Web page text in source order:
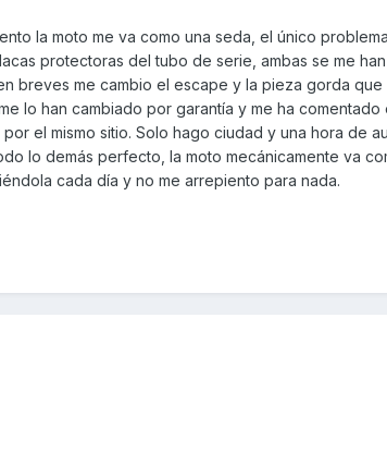
la moto me va como una seda, el único
protectoras del tubo de serie, ambas se me
breves me cambio el escape y la pieza gorda
lo han cambiado por garantía y me ha comentado
el mismo sitio. Solo hago ciudad y una hora de
lo demás perfecto, la moto mecánicamente va
cada día y no me arrepiento para nada.